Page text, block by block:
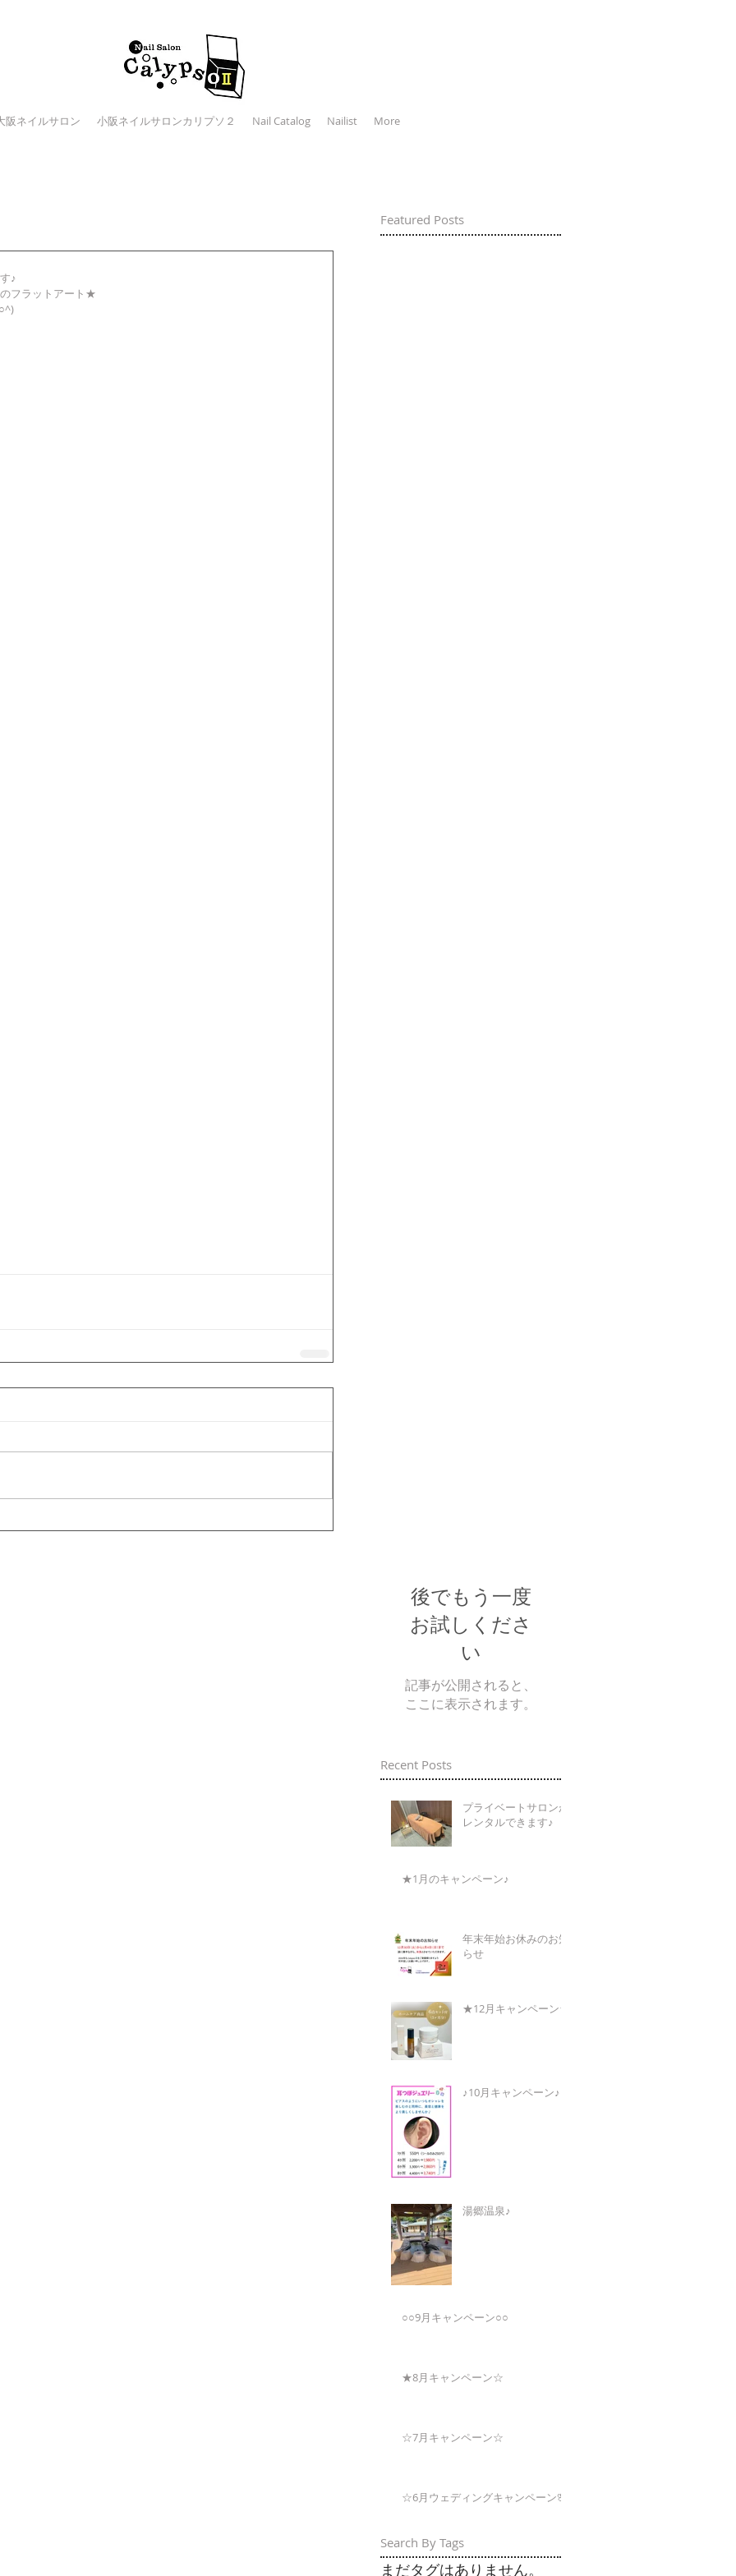
阪ネイルサロン 小阪ネイルサロンカリプソ２ Nail Catalog Nailist More
Featured Posts
♪
フラットアート★
後でもう一度
お試しくださ
い
記事が公開されると、
ここに表示されます。
Recent Posts
Search By Tags
プライベートサロンが
レンタルできます♪
★1月のキャンペーン♪
年末年始お休みのお知
らせ
★12月キャンペーン★
♪10月キャンペーン♪
湯郷温泉♪
○○9月キャンペーン○○
★8月キャンペーン☆
☆7月キャンペーン☆
☆6月ウェディングキャンペーン🌸
まだタグはありません。